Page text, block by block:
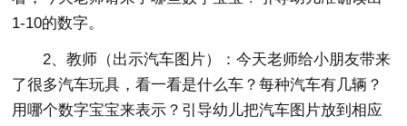
1-10的数字。
2、教师（出示汽车图片）：今天老师给小朋友带来
了很多汽车玩具，看一看是什么车？每种汽车有几辆？
用哪个数字宝宝来表示？引导幼儿把汽车图片放到相应